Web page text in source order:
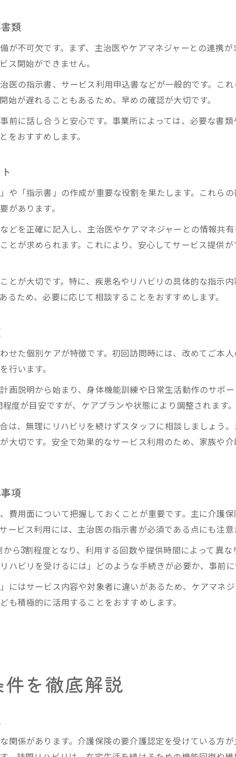
所得による訪問リハビリ負担割合の違い
訪問リハビリの料金目安とその内訳を解説
家で受けられるリハビリの特徴と魅力
自宅で受ける訪問リハビリならではの利点
訪問リハビリ提供場所としての自宅の強み
訪問リハビリがもたらす家族の安心感
訪問看護との違いに注目したサービス選び
訪問リハビリと訪問看護リハビリの違い
訪問リハビリと訪問看護の役割を比較
訪問リハビリ開設基準から選ぶポイント
介護保険適用サービスの違いを理解する
類
が不可欠です。まず、主治医やケアマネジャーとの連携
ス開始ができません。
医の指示書、サービス利用申込書などが一般的です。こ
が遅れることもあるため、早めの確認が大切です。
前に話し合うと安心です。事業所によっては、必要な書
をおすすめします。
や「指示書」の作成が重要な役割を果たします。これら
があります。
どを正確に記入し、主治医やケアマネジャーとの情報共
とが求められます。これにより、安心してサービス提供
とが大切です。特に、疾患名やリハビリの具体的な指示
ため、必要に応じて相談することをおすすめします。
せた個別ケアが特徴です。初回訪問時には、改めてご本
行います。
画説明から始まり、身体機能訓練や日常生活動作のサポ
度が目安ですが、ケアプランや状態により調整されます。
は、無理にリハビリを続けずスタッフに相談しましょう
大切です。安全で効果的なサービス利用のため、家族や
項
費用面について把握しておくことが重要です。主に介護
ビス利用には、主治医の指示書が必須である点にも注意
ら3割程度となり、利用する回数や提供時間によって異
ビリを受けるには」どのような手続きが必要か、事前に
にはサービス内容や対象者に違いがあるため、ケアマネ
積極的に活用することをおすすめします。
を徹底解説
関係があります。介護保険の要介護認定を受けている方